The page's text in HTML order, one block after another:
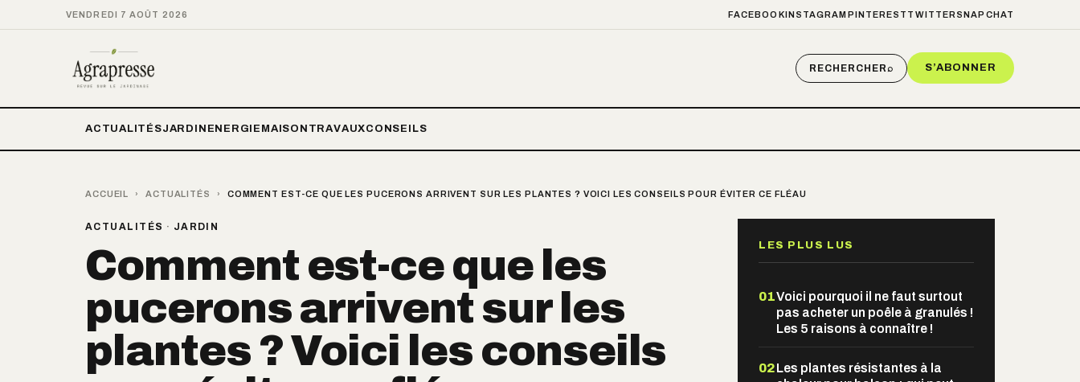
VENDREDI 7 AOÛT 2026 FACEBOOKINSTAGRAM PINTEREST TWITTER SNAPCHAT
RECHERCHER⌕ S’ABONNER
ACTUALITÉSJARDIN ENERGIE MAISON TRAVAUXCONSEILS
ACCUEIL › ACTUALITÉS › COMMENT EST-CE QUE LES PUCERONS ARRIVENT SUR LES PLANTES ? VOICI LES CONSEILS POUR ÉVITER CE FLÉAU
ACTUALITÉS · JARDIN
Comment est-ce que les
pucerons arrivent sur les
plantes ? Voici les conseils
LES PLUS LUS
01Voici pourquoi il ne faut surtout
pas acheter un poêle à granulés !
Les 5 raisons à connaître !
02Les plantes résistantes à la